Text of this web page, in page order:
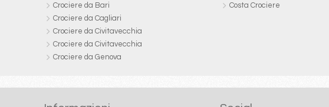
Crociere da Bari
Crociere da Cagliari
Crociere da Civitavecchia
Crociere da Civitavecchia
Crociere da Genova
Costa Crociere